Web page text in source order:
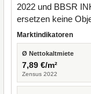
2022 und BBSR
ersetzen keine
Marktindikatoren
Ø Nettokaltmiete
7,89 €/m²
Zensus 2022